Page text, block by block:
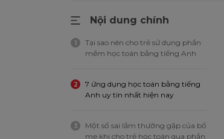
Nội dung chính
1
Tại sao nên cho trẻ sử dụng phần
mềm học toán bằng tiếng Anh
2
7 ứng dụng học toán bằng tiếng
Anh uy tín nhất hiện nay
3
Một số sai lầm thường gặp của bố
mẹ khi cho trẻ học toán qua phần